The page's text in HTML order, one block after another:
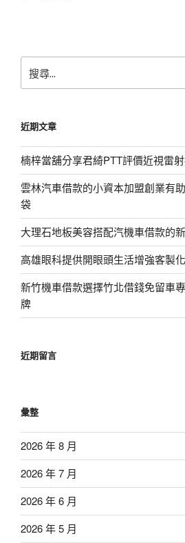
尋
字:
近期文章
楠梓當舖分享君綺PTT評價近視雷
雲林汽車借款的小資本加盟創業有
袋
大理石地板美容搭配汽機車借款的
高雄眼科提供開眼頭生活增強客製
新竹機車借款選擇竹北借錢免留車
牌
近期留言
彙整
2026 年 8 月
2026 年 7 月
2026 年 6 月
2026 年 5 月